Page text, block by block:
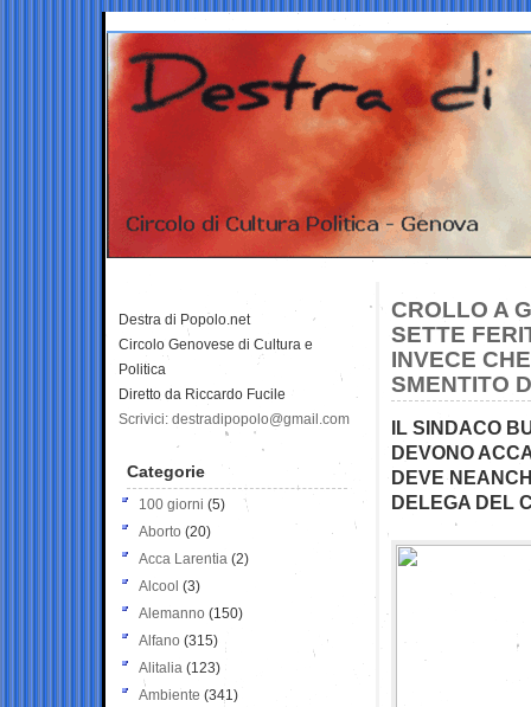
CROLLO A
SETTE
INVECE
SMENTITO
IL SINDACO
DEVONO
DEVE
DELEGA DEL
Destra di Popolo.net
Circolo Genovese di Cultura e
Politica
Diretto da Riccardo Fucile
Scrivici: destradipopolo@gmail.com
Categorie
100 giorni (5)
Aborto (20)
Acca Larentia (2)
Alcool (3)
Alemanno (150)
Alfano (315)
Alitalia (123)
Ambiente (341)